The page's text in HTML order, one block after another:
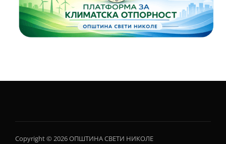
Copyright © 2026 ОПШТИНА СВЕТИ НИКОЛЕ